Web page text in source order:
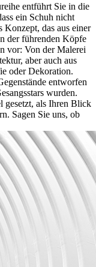
entführt Sie in die
ein Schuh nicht
Konzept, das aus einer
der führenden Köpfe
vor: Von der Malerei
aber auch aus
oder Dekoration.
entworfen
wurden.
gesetzt, als Ihren Blick
Sagen Sie uns, ob